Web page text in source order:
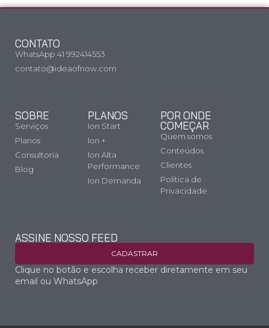
CONTATO
WhatsApp 41 992414553
contato@ideaofnow.com
SOBRE
Serviços
Planos
Consultoria
Blog
PLANOS
Ion Start
Ion +
Ion Alta
Performance
Ion Demanda
POR ONDE
COMEÇAR
Quem somos
Conteúdos
Clientes
Política de
Privacidade
ASSINE NOSSO FEED
CADASTRAR
Clique no botão e escolha receber diretamente em seu
email ou WhatsApp